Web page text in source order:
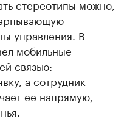
стереотипы можно,
управления. В
мобильные
связью:
а сотрудник
ее напрямую,